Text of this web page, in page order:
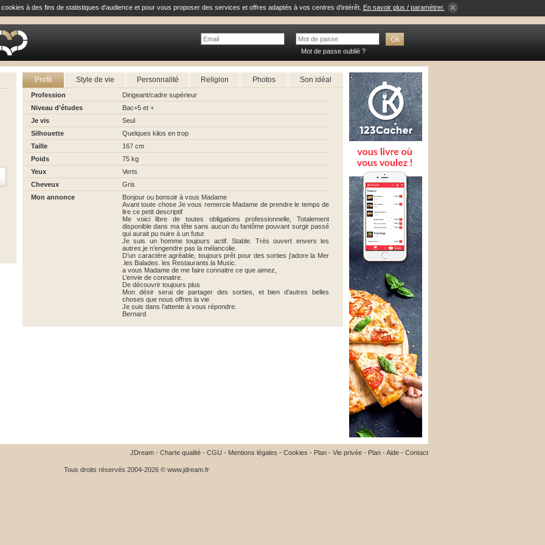
à des fins de statistiques d'audience et pour vous proposer des services et offres adaptés à vos centres d'intérêt. En savoir plus / paramétrer.
Mot de passe oublié ?
Profil Style de vie Personnalité Religion Photos Son idéal
Profession
Dirigeant/cadre supérieur
Niveau d'études
Bac+5 et +
Je vis
Seul
Silhouette
Quelques kilos en trop
Taille
167 cm
Poids
75 kg
Yeux
Verts
Cheveux
Gris
Mon annonce
Bonjour ou bonsoir à vous Madame
Avant toute chose Je vous remercie Madame de prendre le temps de
lire ce petit descriptif
Me voici libre de toutes obligations professionnelle, Totalement
disponible dans ma tête sans aucun du fantôme pouvant surgir passé
qui aurait pu nuire à un futur.
Je suis un homme toujours actif. Stable. Très ouvert envers les
autres.je n’engendre pas la mélancolie.
D’un caractère agréable, toujours prêt pour des sorties j'adore la Mer
.les Balades. les Restaurants.la Music.
a vous Madame de me faire connaitre ce que aimez,
L’envie de connaitre.
De découvrir toujours plus
Mon désir serai de partager des sorties, et bien d'autres belles
choses que nous offres la vie
Je suis dans l’attente à vous répondre.
Bernard
JDream - Charte qualité - CGU - Mentions légales - Cookies - Plan - Vie privée - Plan -Aide - Contact
Tous droits réservés 2004-2026 © www.jdream.fr